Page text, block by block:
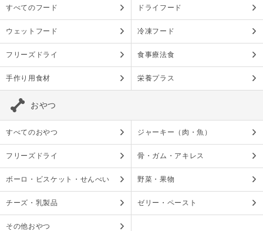
すべてのフード ドライフード
ウェットフード 冷凍フード
フリーズドライ 食事療法食
手作り用食材 栄養プラス
おやつ
すべてのおやつ ジャーキー（肉・魚）
フリーズドライ 骨・ガム・アキレス
ボーロ・ビスケット・せんべい 野菜・果物
チーズ・乳製品 ゼリー・ペースト
その他おやつ